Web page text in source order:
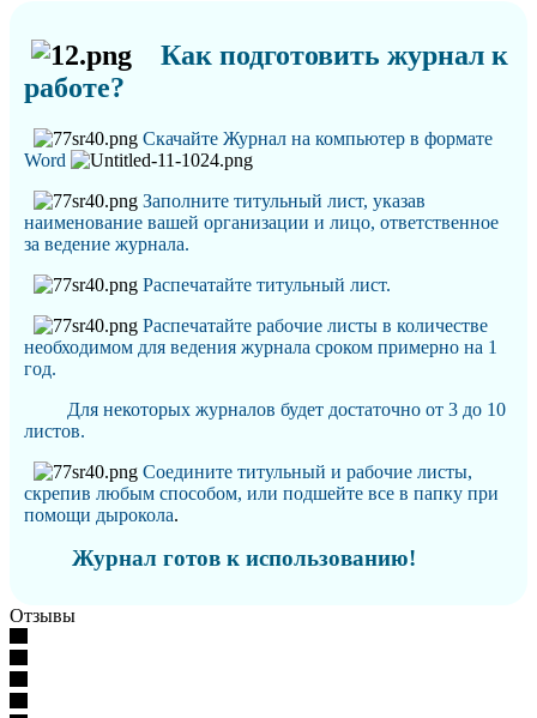
Как подготовить журнал к
работе?
Скачайте Журнал на компьютер в формате
Word
Заполните титульный лист, указав
наименование вашей организации и лицо, ответственное
за ведение журнала.
Распечатайте титульный лист.
Распечатайте рабочие листы в количестве
необходимом для ведения журнала сроком примерно на 1
год.
Для некоторых журналов будет достаточно от 3 до 10
листов.
Соедините титульный и рабочие листы,
скрепив любым способом, или подшейте все в папку при
помощи дырокола.
Журнал готов к использованию!
Отзывы